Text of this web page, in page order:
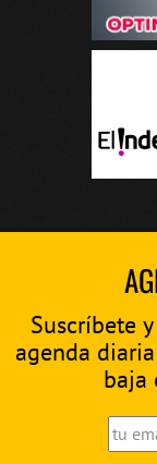
Suscríbete
agenda
baja